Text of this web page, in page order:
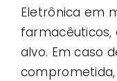
Eletrônica em
farmacêuticos,
alvo. Em caso